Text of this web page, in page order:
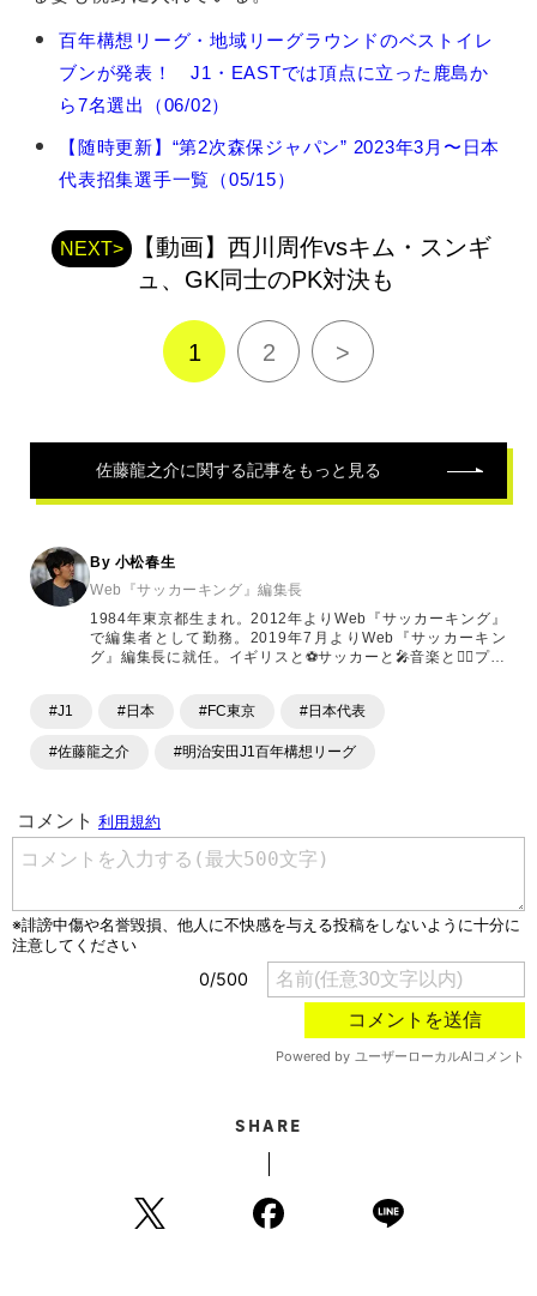
佐
の
事
百年構想リーグ・地域リーグラウンドのベストイレ
ブンが発表！ J1・EASTでは頂点に立った鹿島か
ら7名選出（06/02）
【随時更新】“第2次森保ジャパン” 2023年3月〜日本
代表招集選手一覧（05/15）
NEXT>
【動画】西川周作vsキム・スンギ
ュ、GK同士のPK対決も
1 2 >
佐藤龍之介に関する記事をもっと見る
By 小松春生
Web『サッカーキング』編集長
1984年東京都生まれ。2012年よりWeb『サッカーキング』
で編集者として勤務。2019年7月よりWeb『サッカーキン
グ』編集長に就任。イギリスと⚽️サッカーと🎤音楽と🤼‍♂️プロ
#J1 #日本 #FC東京 #日本代表
#佐藤龍之介 #明治安田J1百年構想リーグ
SHARE